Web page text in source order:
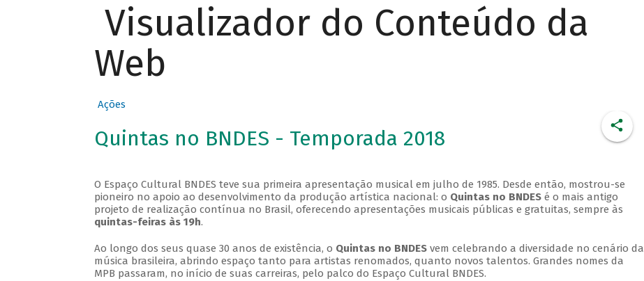
Visualizador do Conteúdo da
Web
Ações
Quintas no BNDES - Temporada 2018
O Espaço Cultural BNDES teve sua primeira apresentação musical em julho de 1985. Desde então, mostrou-se
pioneiro no apoio ao desenvolvimento da produção artística nacional: o Quintas no BNDESé o mais antigo
projeto de realização contínua no Brasil, oferecendo apresentações musicais públicas e gratuitas, sempre às
quintas-feiras às 19h.
Ao longo dos seus quase 30 anos de existência, o Quintas no BNDESvem celebrando a diversidade no cenário da
música brasileira, abrindo espaço tanto para artistas renomados, quanto novos talentos. Grandes nomes da
MPB passaram, no início de suas carreiras, pelo palco do Espaço Cultural BNDES.